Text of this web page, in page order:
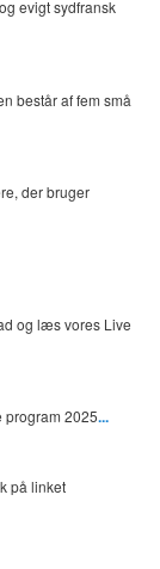
evigt sydfransk
består af fem små
der bruger
og læs vores Live
program 2025...
på linket